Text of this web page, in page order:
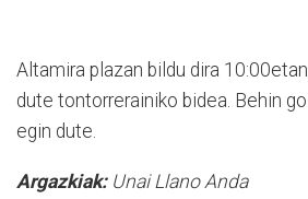
Altamira plazan bildu dira
dute tontorrerainiko bidea. Behin
egin dute.
Argazkiak:Unai Llano Anda